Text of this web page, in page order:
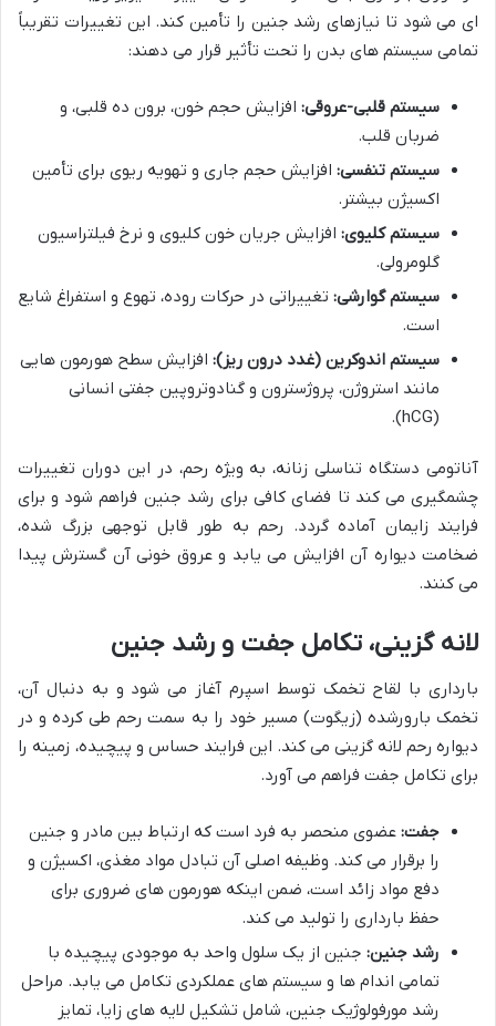
ای می شود تا نیازهای رشد جنین را تأمین کند. این تغییرات تقریباً
تمامی سیستم های بدن را تحت تأثیر قرار می دهند:
سیستم قلبی-عروقی: افزایش حجم خون، برون ده قلبی، و
ضربان قلب.
سیستم تنفسی: افزایش حجم جاری و تهویه ریوی برای تأمین
اکسیژن بیشتر.
سیستم کلیوی: افزایش جریان خون کلیوی و نرخ فیلتراسیون
گلومرولی.
سیستم گوارشی: تغییراتی در حرکات روده، تهوع و استفراغ شایع
است.
سیستم اندوکرین (غدد درون ریز): افزایش سطح هورمون هایی
مانند استروژن، پروژسترون و گنادوتروپین جفتی انسانی
(hCG).
آناتومی دستگاه تناسلی زنانه، به ویژه رحم، در این دوران تغییرات
چشمگیری می کند تا فضای کافی برای رشد جنین فراهم شود و برای
فرایند زایمان آماده گردد. رحم به طور قابل توجهی بزرگ شده،
ضخامت دیواره آن افزایش می یابد و عروق خونی آن گسترش پیدا
می کنند.
لانه گزینی، تکامل جفت و رشد جنین
بارداری با لقاح تخمک توسط اسپرم آغاز می شود و به دنبال آن،
تخمک بارورشده (زیگوت) مسیر خود را به سمت رحم طی کرده و در
دیواره رحم لانه گزینی می کند. این فرایند حساس و پیچیده، زمینه را
برای تکامل جفت فراهم می آورد.
جفت: عضوی منحصر به فرد است که ارتباط بین مادر و جنین
را برقرار می کند. وظیفه اصلی آن تبادل مواد مغذی، اکسیژن و
دفع مواد زائد است، ضمن اینکه هورمون های ضروری برای
حفظ بارداری را تولید می کند.
رشد جنین: جنین از یک سلول واحد به موجودی پیچیده با
تمامی اندام ها و سیستم های عملکردی تکامل می یابد. مراحل
رشد مورفولوژیک جنین، شامل تشکیل لایه های زایا، تمایز